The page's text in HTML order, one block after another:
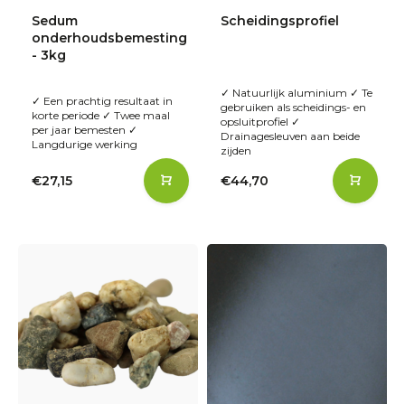
Sedum
onderhoudsbemesting
- 3kg
✓ Een prachtig resultaat in
korte periode ✓ Twee maal
per jaar bemesten ✓
Langdurige werking
€27,15
Scheidingsprofiel
✓ Natuurlijk aluminium ✓ Te
gebruiken als scheidings- en
opsluitprofiel ✓
Drainagesleuven aan beide
zijden
€44,70